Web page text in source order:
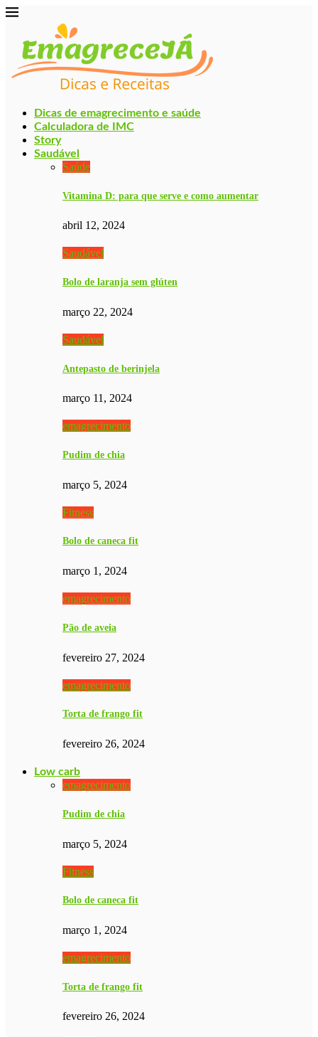
Dicas de emagrecimento e saúde
Calculadora de IMC
Story
Saudável
Saúde
Vitamina D: para que serve e como aumentar
abril 12, 2024
Saudável
Bolo de laranja sem glúten
março 22, 2024
Saudável
Antepasto de berinjela
março 11, 2024
emagrecimento
Pudim de chia
março 5, 2024
Fitness
Bolo de caneca fit
março 1, 2024
emagrecimento
Pão de aveia
fevereiro 27, 2024
emagrecimento
Torta de frango fit
fevereiro 26, 2024
Low carb
emagrecimento
Pudim de chia
março 5, 2024
Fitness
Bolo de caneca fit
março 1, 2024
emagrecimento
Torta de frango fit
fevereiro 26, 2024